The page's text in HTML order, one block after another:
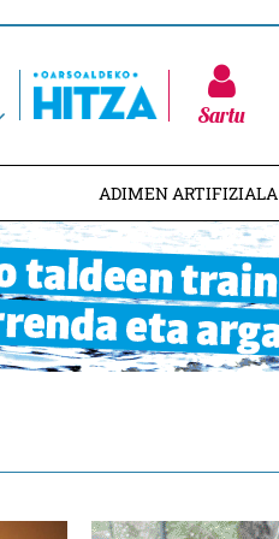
Sartu
ADIMEN ARTIFIZIALA